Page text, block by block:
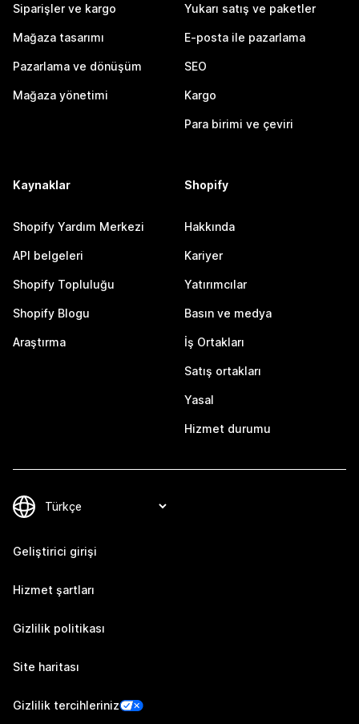
Siparişler ve kargo
Mağaza tasarımı
Pazarlama ve dönüşüm
Mağaza yönetimi
Yukarı satış ve paketler
E-posta ile pazarlama
SEO
Kargo
Para birimi ve çeviri
Kaynaklar
Shopify Yardım Merkezi
API belgeleri
Shopify Topluluğu
Shopify Blogu
Araştırma
Shopify
Hakkında
Kariyer
Yatırımcılar
Basın ve medya
İş Ortakları
Satış ortakları
Yasal
Hizmet durumu
Geliştirici girişi
Hizmet şartları
Gizlilik politikası
Site haritası
Gizlilik tercihleriniz